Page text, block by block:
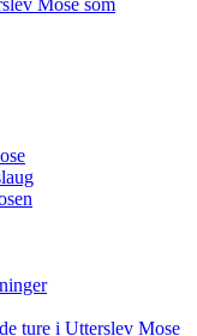
Mose som
ture i Utterslev Mose